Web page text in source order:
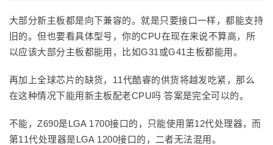
大部分新主板都是向下兼容的。就是只要接口一样，都能支持
旧的。但也要看具体型号，你的CPU在现在来说不算高，所
以应该大部分主板都能用，比如G31或G41主板都能用。
再加上全球芯片的缺货，11代酷睿的供货将越发吃紧，那么
在这种情况下能用新主板配老CPU吗 答案是完全可以的。
不能，Z690是LGA 1700接口的，只能使用第12代处理器，而
第11代处理器是LGA 1200接口的，二者无法混用。